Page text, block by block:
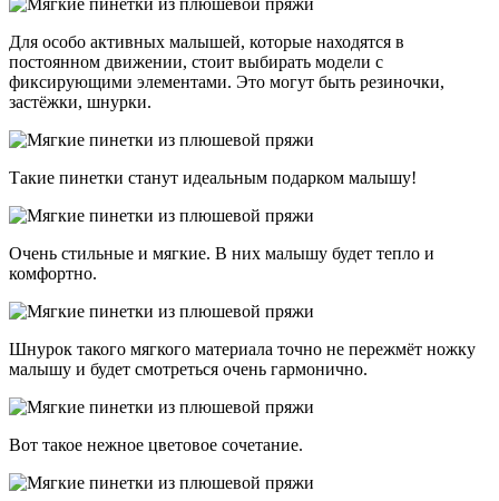
Для особо активных малышей, которые находятся в
постоянном движении, стоит выбирать модели с
фиксирующими элементами. Это могут быть резиночки,
застёжки, шнурки.
Такие пинетки станут идеальным подарком малышу!
Очень стильные и мягкие. В них малышу будет тепло и
комфортно.
Шнурок такого мягкого материала точно не пережмёт ножку
малышу и будет смотреться очень гармонично.
Вот такое нежное цветовое сочетание.